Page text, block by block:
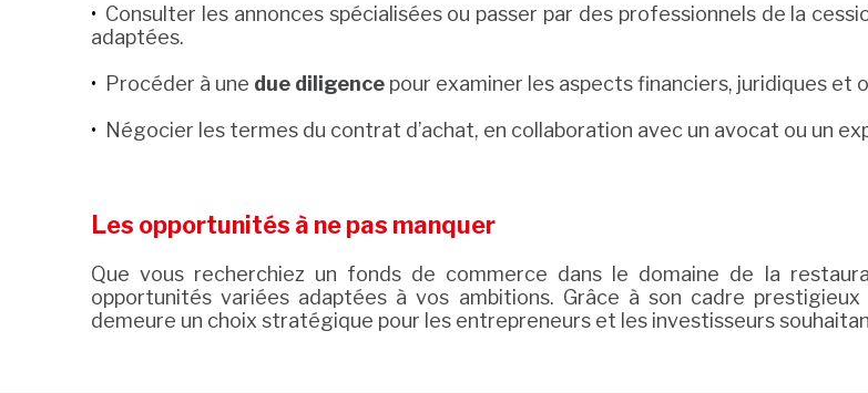
Consulter les annonces spécialisées ou passer par des professionnels de la
adaptées.
Procéder à une due diligence pour examiner les aspects financiers, juridiques et
Négocier les termes du contrat d’achat, en collaboration avec un avocat ou un
Les opportunités à ne pas manquer
Que vous recherchiez un fonds de commerce dans le domaine de la
opportunités variées adaptées à vos ambitions. Grâce à son cadre
demeure un choix stratégique pour les entrepreneurs et les investisseurs